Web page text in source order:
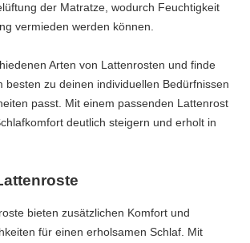
der Matratze, wodurch Feuchtigkeit
vermieden werden können.
Arten von Lattenrosten und finde
besten zu deinen individuellen Bedürfnissen
passt. Mit einem passenden Lattenrost
deutlich steigern und erholt in
bieten zusätzlichen Komfort und
für einen erholsamen Schlaf. Mit